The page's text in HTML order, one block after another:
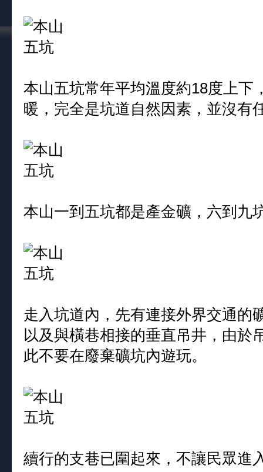
本山五坑常年平均溫度約18度上下
暖，完全是坑道自然因素，並沒有
本山一到五坑都是產金礦，六到九
走入坑道內，先有連接外界交通的
以及與橫巷相接的垂直吊井，由於
此不要在廢棄礦坑內遊玩。
續行的支巷已圍起來，不讓民眾進